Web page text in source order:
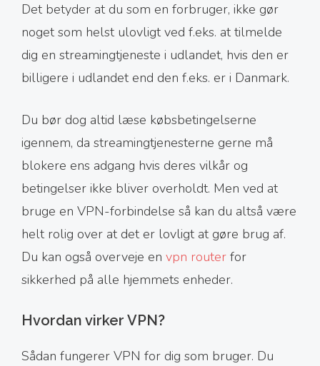
Det betyder at du som en forbruger, ikke gør
noget som helst ulovligt ved f.eks. at tilmelde
dig en streamingtjeneste i udlandet, hvis den er
billigere i udlandet end den f.eks. er i Danmark.
Du bør dog altid læse købsbetingelserne
igennem, da streamingtjenesterne gerne må
blokere ens adgang hvis deres vilkår og
betingelser ikke bliver overholdt. Men ved at
bruge en VPN-forbindelse så kan du altså være
helt rolig over at det er lovligt at gøre brug af.
Du kan også overveje en vpn router for
sikkerhed på alle hjemmets enheder.
Hvordan virker VPN?
Sådan fungerer VPN for dig som bruger. Du